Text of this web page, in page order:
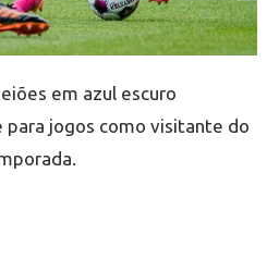
em azul escuro
jogos como visitante do